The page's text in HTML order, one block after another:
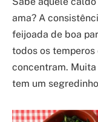
ama? A
feijoada de boa
todos os temperos
concentram. Muita
tem um